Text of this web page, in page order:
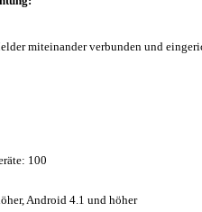
miteinander verbunden und
100
Android 4.1 und höher